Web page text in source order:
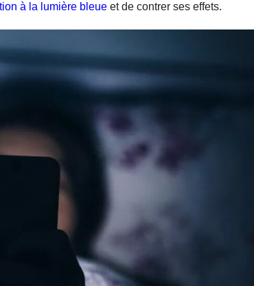
à la lumière bleue et de contrer ses effets.